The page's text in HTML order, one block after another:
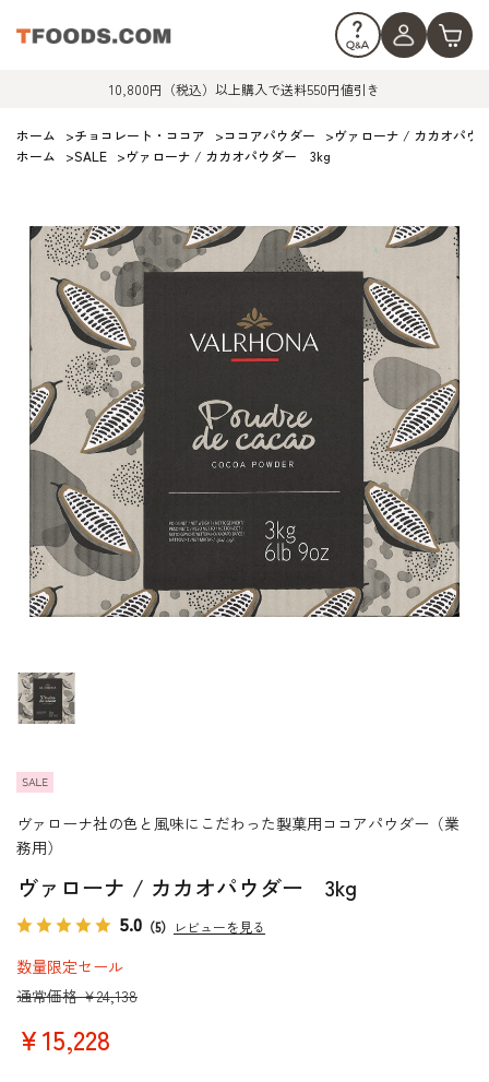
10,800円（税込）以上購入で送料550円値引き
ホーム >チョコレート・ココア >ココアパウダー >ヴァローナ / カカオパ
ホーム
>SALE >ヴァローナ / カカオパウダー 3kg
ヴァローナ / カカオパウダー 3kg
5.0 （5） レビューを見る
ヴァローナ社の色と風味にこだわった製菓用ココアパウダー（業
務用）
数量限定セール
￥15,228
通常価格 ￥24,138